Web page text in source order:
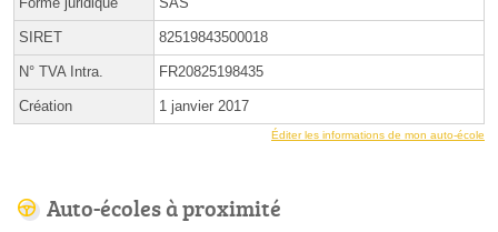
SIRET 82519843500018
N° TVA Intra. FR20825198435
Création 1 janvier 2017
Éditer les informations de mon auto-école
Auto-écoles à proximité